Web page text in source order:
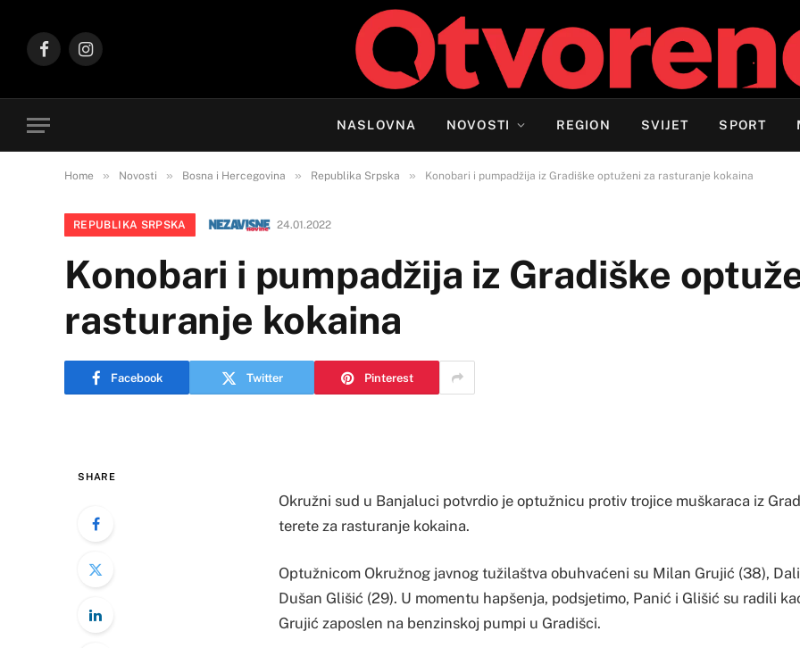
FacebookInstagram
NASLOVNA NOVOSTI REGION SVIJET SPORT
Home » Novosti » Bosna i Hercegovina » Republika Srpska » Konobari i pumpadžija iz Gradiške optuženi za rasturanje kokaina
REPUBLIKA SRPSKA 24.01.2022
Konobari i pumpadžija iz Gradiške
rasturanje kokaina
Facebook Twitter Pinterest
SHARE
Okružni sud u Banjaluci potvrdio je optužnicu protiv trojice muškaraca iz
terete za rasturanje kokaina.
Optužnicom Okružnog javnog tužilaštva obuhvaćeni su Milan Grujić (38),
Dušan Glišić (29). U momentu hapšenja, podsjetimo, Panić i Glišić su radili
Grujić zaposlen na benzinskoj pumpi u Gradišci.